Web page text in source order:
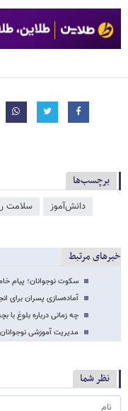
برچسب‌ها
دانش‌آموز سلامت
خبرهای مرتبط
سکوت نوجوانان؛ پیام
آماده‌سازی پسران برای
چه زمانی درباره بلوغ
مدیریت آموزشی
نظر شما